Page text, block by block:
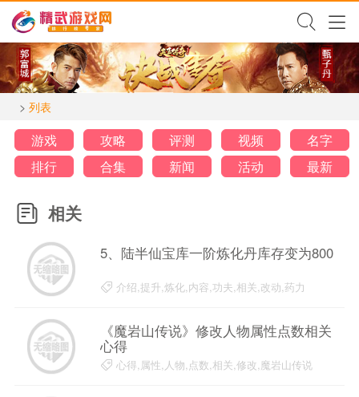
> 列表
游戏 攻略 评测 视频
名字
排行
合集 新闻 活动 最新
相关
5、陆半仙宝库一阶炼化丹库存变为800
介绍,提升,炼化,内容,功夫,相关,改动,药力
《魔岩山传说》修改人物属性点数相关
心得
心得,属性,人物,点数,相关,修改,魔岩山传说